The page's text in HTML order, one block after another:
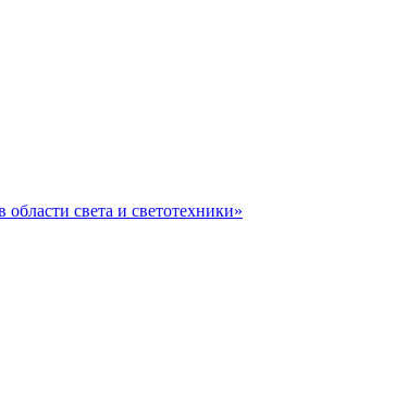
света и светотехники»